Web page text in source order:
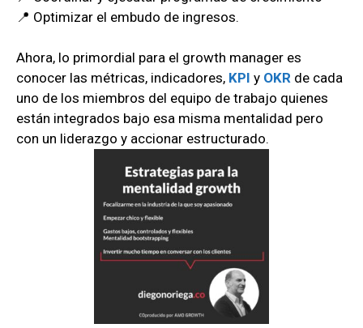
📍 Optimizar el embudo de ingresos.
Ahora, lo primordial para el growth manager es
conocer las métricas, indicadores, KPI y OKR de cada
uno de los miembros del equipo de trabajo quienes
están integrados bajo esa misma mentalidad pero
con un liderazgo y accionar estructurado.